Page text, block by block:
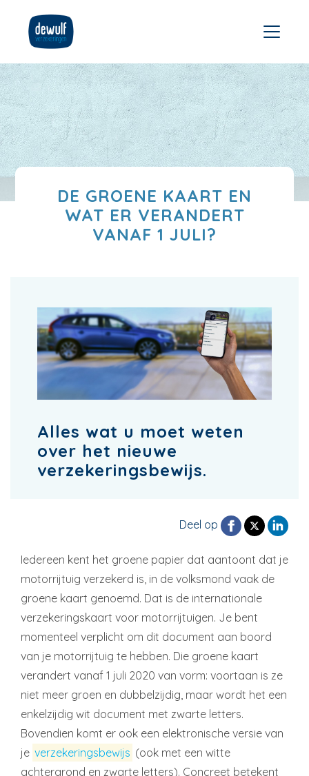
DE GROENE KAART EN
WAT ER VERANDERT
VANAF 1 JULI?
Alles wat u moet weten
over het nieuwe
verzekeringsbewijs.
Deel op
Iedereen kent het groene papier dat aantoont dat je
motorrijtuig verzekerd is, in de volksmond vaak de
groene kaart genoemd. Dat is de internationale
verzekeringskaart voor motorrijtuigen. Je bent
momenteel verplicht om dit document aan boord
van je motorrijtuig te hebben. Die groene kaart
verandert vanaf 1 juli 2020 van vorm: voortaan is ze
niet meer groen en dubbelzijdig, maar wordt het een
enkelzijdig wit document met zwarte letters.
Bovendien komt er ook een elektronische versie van
je verzekeringsbewijs (ook met een witte
achtergrond en zwarte letters). Concreet betekent